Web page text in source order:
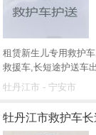
租赁新生儿专用救护
救援车,长短途护送车
牡丹江市 - 宁安市
牡丹江市救护车